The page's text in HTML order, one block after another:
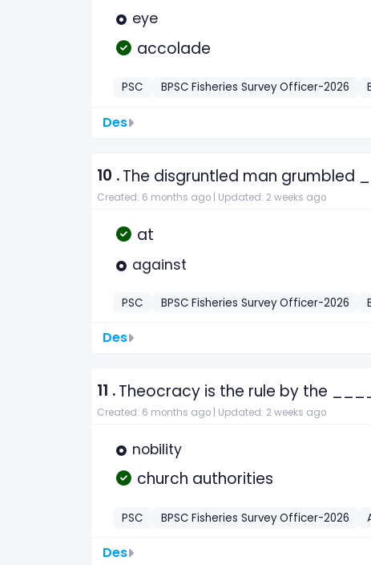
eye
accolade
PSC BPSC Fisheries Survey Officer-2026
Des
10 .The disgruntled man grumbled
Created: 6 months ago | Updated: 2 weeks ago
at
against
PSC BPSC Fisheries Survey Officer-2026
Des
11 .Theocracy is the rule by the
Created: 6 months ago | Updated: 2 weeks ago
nobility
church authorities
PSC BPSC Fisheries Survey Officer-2026
Des